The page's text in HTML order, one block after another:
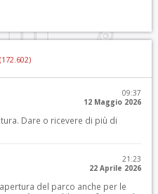
(172.602)
09:37
12 Maggio 2026
Dare o ricevere di più di
21:23
22 Aprile 2026
del parco anche per le